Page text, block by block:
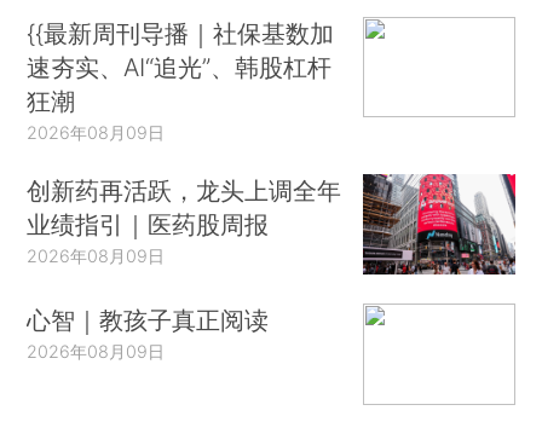
{{最新周刊导播｜社保基数加
速夯实、AI“追光”、韩股杠杆
狂潮
2026年08月09日
创新药再活跃，龙头上调全年
业绩指引｜医药股周报
2026年08月09日
心智｜教孩子真正阅读
2026年08月09日